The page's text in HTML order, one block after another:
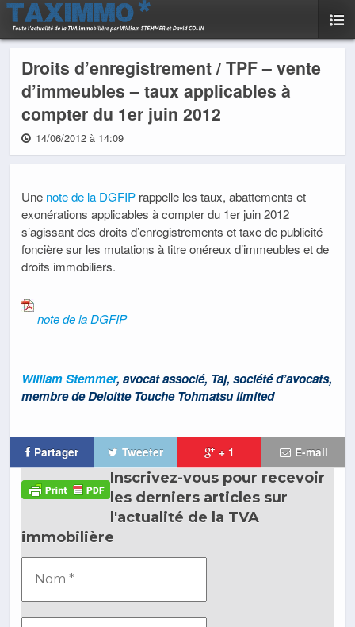
Droits d’enregistrement / TPF – vente
d’immeubles – taux applicables à
compter du 1er juin 2012
14/06/2012 à 14:09
Une note de la DGFIP rappelle les taux, abattements et
exonérations applicables à compter du 1er juin 2012
s’agissant des droits d’enregistrements et taxe de publicité
foncière sur les mutations à titre onéreux d’immeubles et de
droits immobiliers.
note de la DGFIP
William Stemmer, avocat associé, Taj, société d’avocats,
membre de Deloitte Touche Tohmatsu limited
Partager Tweeter + 1 E-mail
Inscrivez-vous pour recevoir
les derniers articles sur
l'actualité de la TVA
immobilière